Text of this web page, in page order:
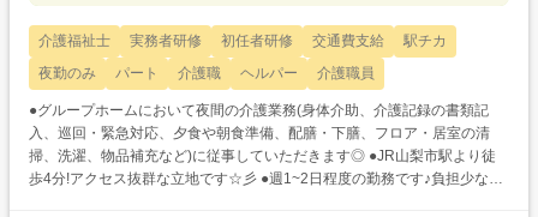
介護福祉士 実務者研修 初任者研修 交通費支給
駅チカ
夜勤のみ
パート 介護職 ヘルパー 介護職員
●グループホームにおいて夜間の介護業務(身体介助、介護記録の書類記
入、巡回・緊急対応、夕食や朝食準備、配膳・下膳、フロア・居室の清
掃、洗濯、物品補充など)に従事していただきます◎ ●JR山梨市駅より徒
歩4分!アクセス抜群な立地です☆彡 ●週1~2日程度の勤務です♪負担少なく